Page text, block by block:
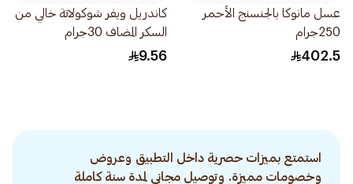
عسل مانوكا بالجنسنج الأحمر
250جرام
402.5
كاندريل ويفر شوكولاتة خالي من
السكر المضاف 30جرام
9.56
استمتع بميزات حصرية داخل التطبيق وعروض
وخصومات مميزة. وتوصيل مجاني لمدة سنة كاملة